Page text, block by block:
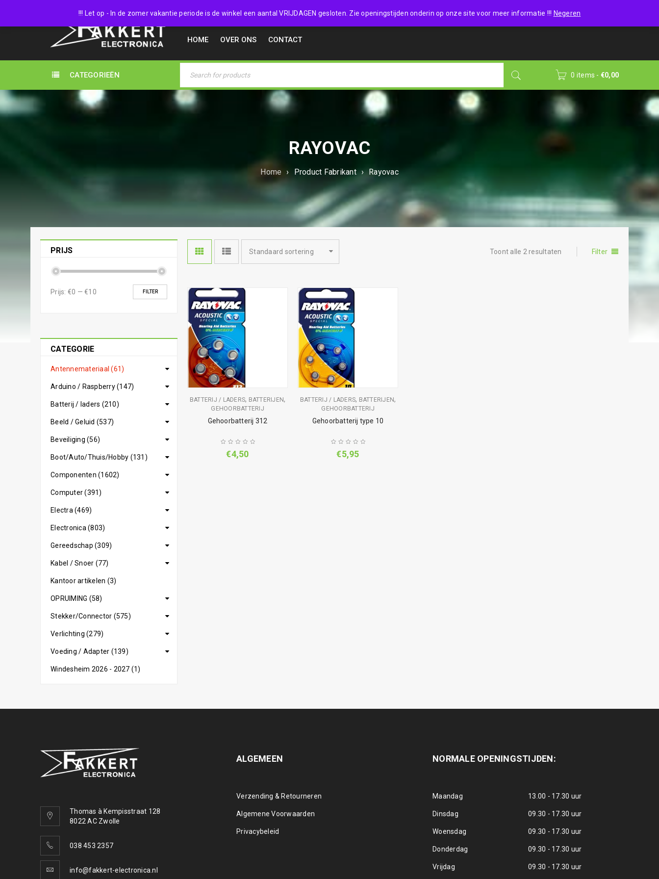
!!! Let op - In de zomer vakantie periode is de winkel een aantal VRIJDAGEN gesloten. Zie openingstijden onderin op onze site voor meer informatie !!! Negeren
038 4532357 Wishlist (0)
HOME OVER ONS CONTACT
CATEGORIEËN 0 items - €0,00
RAYOVAC
Home › Product Fabrikant › Rayovac
PRIJS
FILTER
Prijs: €0 — €10
CATEGORIE
Antennemateriaal (61)
Arduino / Raspberry (147)
Batterij / laders (210)
Beeld / Geluid (537)
Beveiliging (56)
Boot/Auto/Thuis/Hobby (131)
Componenten (1602)
Computer (391)
Electra (469)
Electronica (803)
Gereedschap (309)
Kabel / Snoer (77)
Kantoor artikelen (3)
OPRUIMING (58)
Stekker/Connector (575)
Verlichting (279)
Voeding / Adapter (139)
Windesheim 2026 - 2027 (1)
Filter
Toont alle 2 resultaten
Standaard sortering
BATTERIJ / LADERS, BATTERIJEN,
GEHOORBATTERIJ
Gehoorbatterij 312
€4,50
BATTERIJ / LADERS, BATTERIJEN,
GEHOORBATTERIJ
Gehoorbatterij type 10
€5,95
Thomas à Kempisstraat 128
8022 AC Zwolle
038 453 2357
info@fakkert-electronica.nl
ALGEMEEN
Verzending & Retourneren
Algemene Voorwaarden
Privacybeleid
NORMALE OPENINGSTIJDEN:
Maandag 13.00 - 17.30 uur
Dinsdag 09.30 - 17.30 uur
Woensdag 09.30 - 17.30 uur
Donderdag 09.30 - 17.30 uur
Vrijdag 09.30 - 17.30 uur